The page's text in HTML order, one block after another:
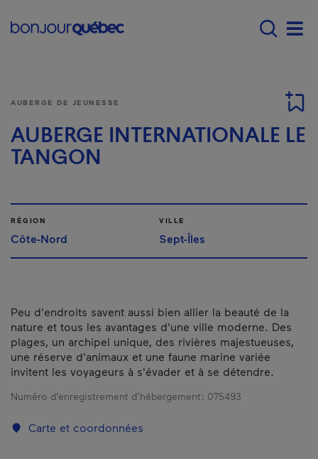
Main navigation -
AUBERGE DE JEUNESSE
AUBERGE INTERNATIONALE LE
TANGON
RÉGION
Côte-Nord
VILLE
Sept-Îles
Peu d'endroits savent aussi bien allier la beauté de la
nature et tous les avantages d'une ville moderne. Des
plages, un archipel unique, des rivières majestueuses,
une réserve d'animaux et une faune marine variée
invitent les voyageurs à s'évader et à se détendre.
Numéro d’enregistrement d’hébergement : 075493
Carte et coordonnées